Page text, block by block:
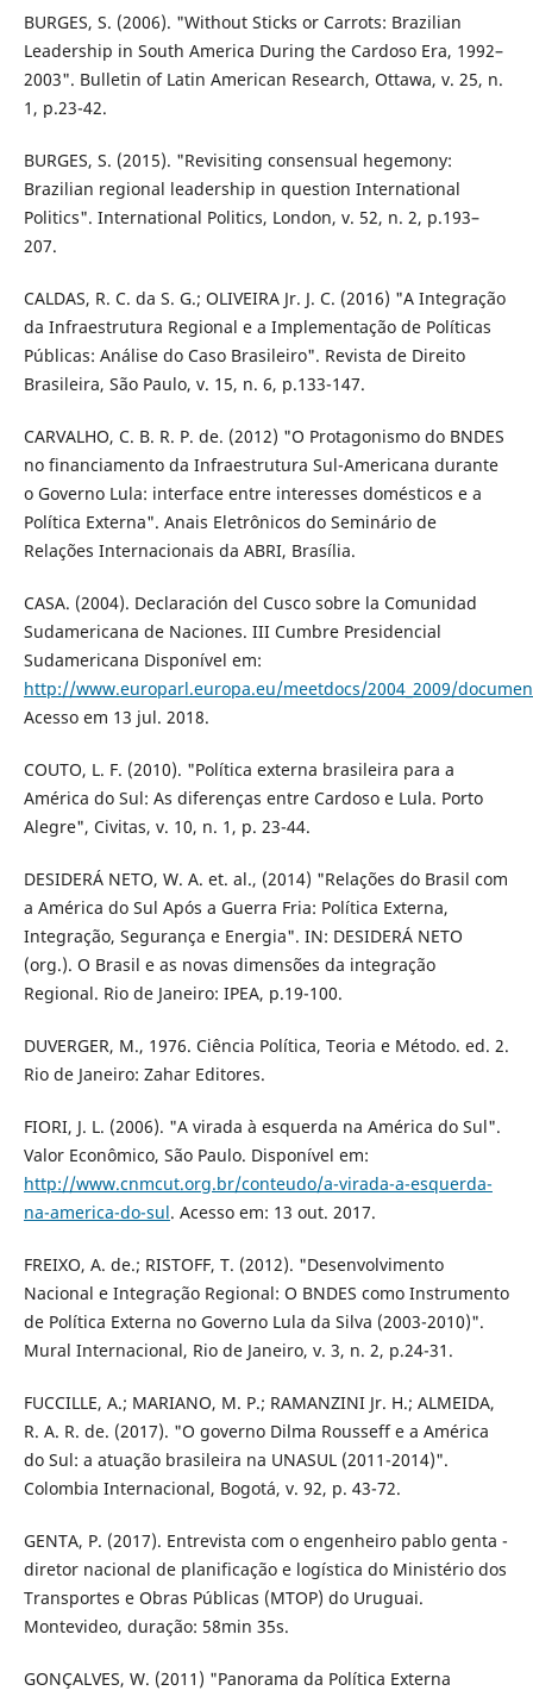
BURGES, S. (2006). "Without Sticks or Carrots: Brazilian
Leadership in South America During the Cardoso Era, 1992–
2003". Bulletin of Latin American Research, Ottawa, v. 25, n.
1, p.23-42.
BURGES, S. (2015). "Revisiting consensual hegemony:
Brazilian regional leadership in question International
Politics". International Politics, London, v. 52, n. 2, p.193–
207.
CALDAS, R. C. da S. G.; OLIVEIRA Jr. J. C. (2016) "A Integração
da Infraestrutura Regional e a Implementação de Políticas
Públicas: Análise do Caso Brasileiro". Revista de Direito
Brasileira, São Paulo, v. 15, n. 6, p.133-147.
CARVALHO, C. B. R. P. de. (2012) "O Protagonismo do BNDES
no financiamento da Infraestrutura Sul-Americana durante
o Governo Lula: interface entre interesses domésticos e a
Política Externa". Anais Eletrônicos do Seminário de
Relações Internacionais da ABRI, Brasília.
CASA. (2004). Declaración del Cusco sobre la Comunidad
Sudamericana de Naciones. III Cumbre Presidencial
Sudamericana Disponível em:
http://www.europarl.europa.eu/meetdocs/2004_2009/
Acesso em 13 jul. 2018.
COUTO, L. F. (2010). "Política externa brasileira para a
América do Sul: As diferenças entre Cardoso e Lula. Porto
Alegre", Civitas, v. 10, n. 1, p. 23-44.
DESIDERÁ NETO, W. A. et. al., (2014) "Relações do Brasil com
a América do Sul Após a Guerra Fria: Política Externa,
Integração, Segurança e Energia". IN: DESIDERÁ NETO
(org.). O Brasil e as novas dimensões da integração
Regional. Rio de Janeiro: IPEA, p.19-100.
DUVERGER, M., 1976. Ciência Política, Teoria e Método. ed. 2.
Rio de Janeiro: Zahar Editores.
FIORI, J. L. (2006). "A virada à esquerda na América do Sul".
Valor Econômico, São Paulo. Disponível em:
http://www.cnmcut.org.br/conteudo/a-virada-a-esquerda-
na-america-do-sul. Acesso em: 13 out. 2017.
FREIXO, A. de.; RISTOFF, T. (2012). "Desenvolvimento
Nacional e Integração Regional: O BNDES como Instrumento
de Política Externa no Governo Lula da Silva (2003-2010)".
Mural Internacional, Rio de Janeiro, v. 3, n. 2, p.24-31.
FUCCILLE, A.; MARIANO, M. P.; RAMANZINI Jr. H.; ALMEIDA,
R. A. R. de. (2017). "O governo Dilma Rousseff e a América
do Sul: a atuação brasileira na UNASUL (2011-2014)".
Colombia Internacional, Bogotá, v. 92, p. 43-72.
GENTA, P. (2017). Entrevista com o engenheiro pablo genta -
diretor nacional de planificação e logística do Ministério dos
Transportes e Obras Públicas (MTOP) do Uruguai.
Montevideo, duração: 58min 35s.
GONÇALVES, W. (2011) "Panorama da Política Externa